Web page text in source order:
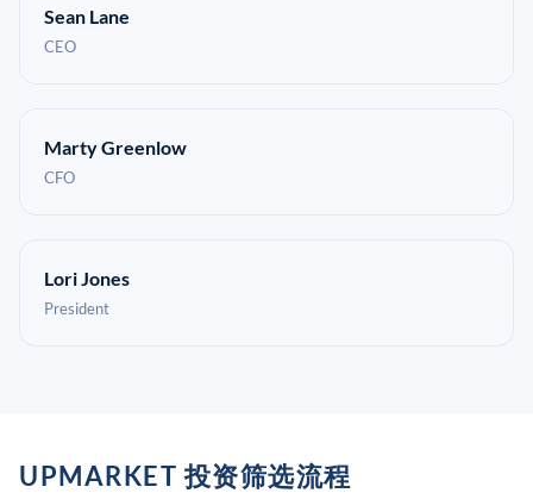
Sean Lane
CEO
Marty Greenlow
CFO
Lori Jones
President
UPMARKET 投资筛选流程